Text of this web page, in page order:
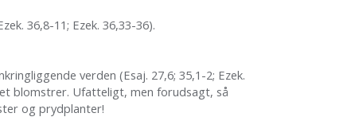
36,8-11; Ezek. 36,33-36).
verden (Esaj. 27,6; 35,1-2; Ezek.
blomstrer. Ufatteligt, men forudsagt, så
og prydplanter!